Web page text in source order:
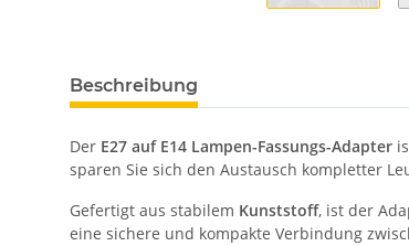
Beschreibung
Der E27 auf E14 Lampen-Fassungs-Adapter
sparen Sie sich den Austausch kompletter
Gefertigt aus stabilem Kunststoff, ist der
eine sichere und kompakte Verbindung